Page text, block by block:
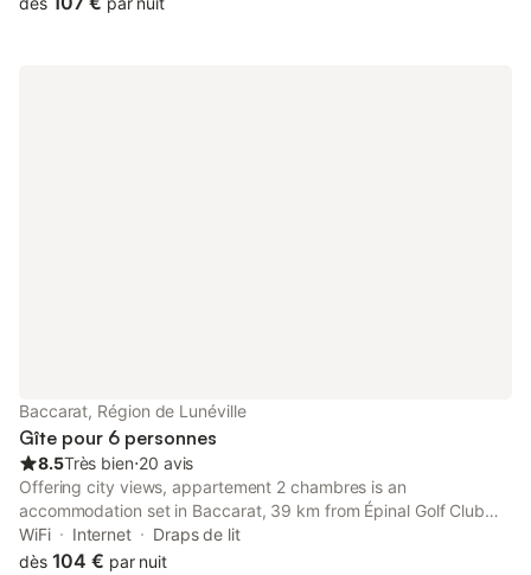
Baccarat, Région de Lunéville
Gîte pour 6 personnes
8.5Très bien⋅20 avis
Offering city views, appartement 2 chambres is an
accommodation set in Baccarat, 39 km from Épinal Golf Club
and 41 km from Vosges Square. Both free WiFi and parking on-
site are accessible at the apartment free of charge.
WiFi Internet
Draps de lit
dès 104 € par nuit